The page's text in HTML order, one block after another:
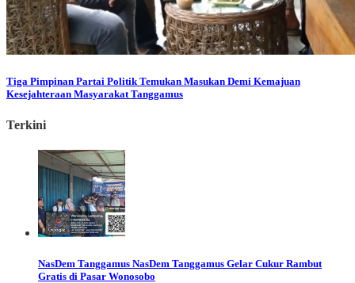
Tiga Pimpinan Partai Politik Temukan Masukan Demi Kemajuan
Kesejahteraan Masyarakat Tanggamus
Terkini
NasDem Tanggamus NasDem Tanggamus Gelar Cukur Rambut
Gratis di Pasar Wonosobo